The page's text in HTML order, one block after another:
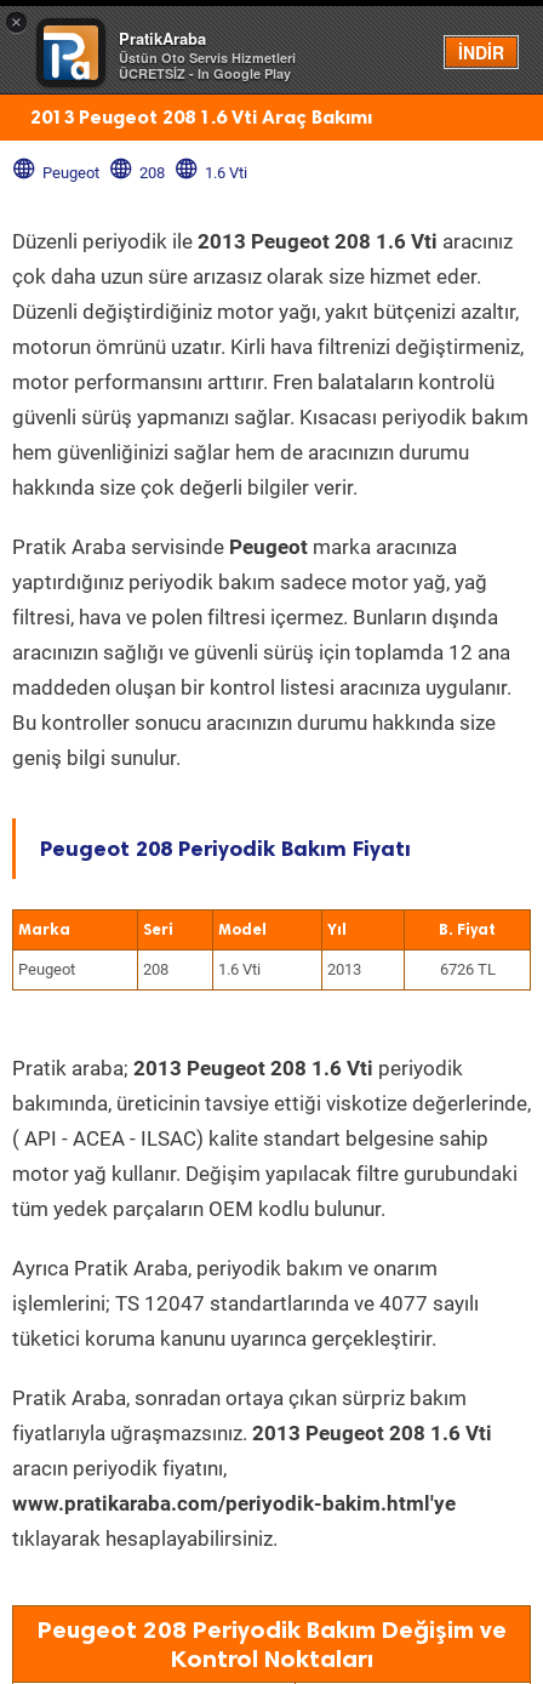
×
PratikAraba
Üstün Oto Servis Hizmetleri
ÜCRETSİZ - In Google Play
İNDİR
Menü
2013 Peugeot 208 1.6 Vti Araç Bakımı
Peugeot 208 1.6 Vti
Düzenli periyodik ile 2013 Peugeot 208 1.6 Vti aracınız
çok daha uzun süre arızasız olarak size hizmet eder.
Düzenli değiştirdiğiniz motor yağı, yakıt bütçenizi azaltır,
motorun ömrünü uzatır. Kirli hava filtrenizi değiştirmeniz,
motor performansını arttırır. Fren balataların kontrolü
güvenli sürüş yapmanızı sağlar. Kısacası periyodik bakım
hem güvenliğinizi sağlar hem de aracınızın durumu
hakkında size çok değerli bilgiler verir.
Pratik Araba servisinde Peugeot marka aracınıza
yaptırdığınız periyodik bakım sadece motor yağ, yağ
filtresi, hava ve polen filtresi içermez. Bunların dışında
aracınızın sağlığı ve güvenli sürüş için toplamda 12 ana
maddeden oluşan bir kontrol listesi aracınıza uygulanır.
Bu kontroller sonucu aracınızın durumu hakkında size
geniş bilgi sunulur.
Peugeot 208 Periyodik Bakım Fiyatı
Marka Seri Model Yıl
Peugeot 208 1.6 Vti 2013 6726 TL
Pratik araba; 2013 Peugeot 208 1.6 Vti periyodik
bakımında, üreticinin tavsiye ettiği viskotize değerlerinde,
( API - ACEA - ILSAC) kalite standart belgesine sahip
motor yağ kullanır. Değişim yapılacak filtre gurubundaki
tüm yedek parçaların OEM kodlu bulunur.
Ayrıca Pratik Araba, periyodik bakım ve onarım
işlemlerini; TS 12047 standartlarında ve 4077 sayılı
tüketici koruma kanunu uyarınca gerçekleştirir.
Pratik Araba, sonradan ortaya çıkan sürpriz bakım
fiyatlarıyla uğraşmazsınız. 2013 Peugeot 208 1.6 Vti
aracın periyodik fiyatını,
www.pratikaraba.com/periyodik-bakim.html'ye
tıklayarak hesaplayabilirsiniz.
Peugeot 208 Periyodik Bakım Değişim ve
Kontrol Noktaları